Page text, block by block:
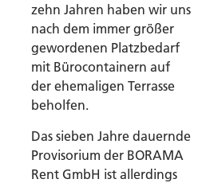
zehn Jahren haben wir uns
nach dem immer größer
gewordenen Platzbedarf
mit Bürocontainern auf
der ehemaligen Terrasse
beholfen.
Das sieben Jahre dauernde
Provisorium der BORAMA
Rent GmbH ist allerdings